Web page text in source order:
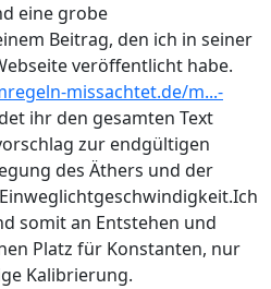
eine grobe
Beitrag, den ich in seiner
veröffentlicht habe.
missachtet.de/m...-
ihr den gesamten Text
zur endgültigen
des Äthers und der
somit an Entstehen und
Platz für Konstanten, nur
Kalibrierung.